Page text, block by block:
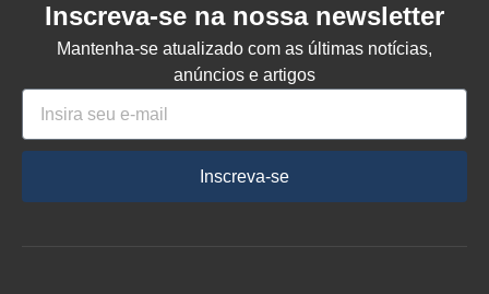
Inscreva-se na nossa newsletter
Mantenha-se atualizado com as últimas notícias,
anúncios e artigos
Inscreva-se